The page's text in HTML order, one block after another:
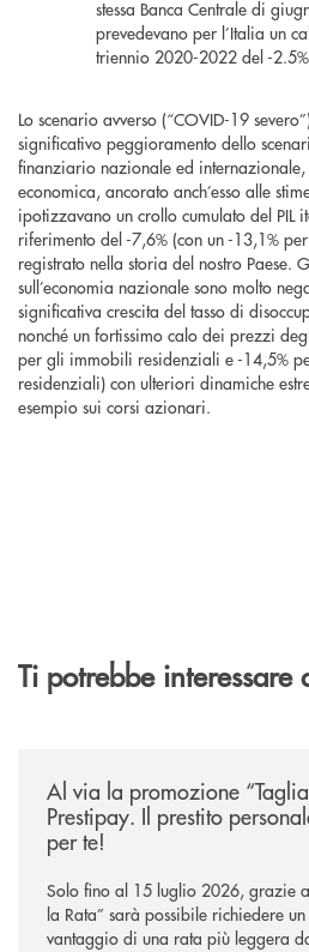
stessa Banca Centrale di
prevedevano per l’Italia un
triennio 2020-2022 del -
Lo scenario avverso (“COVID-19
significativo peggioramento dello
finanziario nazionale ed internazionale,
economica, ancorato anch’esso alle
ipotizzavano un crollo cumulato del PIL
riferimento del -7,6% (con un -13,1%
registrato nella storia del nostro Paese.
sull’economia nazionale sono molto
significativa crescita del tasso di
nonché un fortissimo calo dei prezzi
per gli immobili residenziali e -14,5%
residenziali) con ulteriori dinamiche
esempio sui corsi azionari.
Ti potrebbe interessare
Al via la promozione
Prestipay. Il prestito
per te!
Solo fino al 15 luglio 2026, grazie
la Rata” sarà possibile richiedere
vantaggio di una rata più leggera